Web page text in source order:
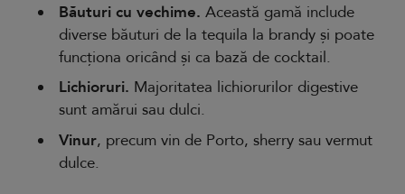
Băuturi cu vechime. Această gamă include
diverse băuturi de la tequila la brandy și poate
funcționa oricând și ca bază de cocktail.
Lichioruri. Majoritatea lichiorurilor digestive
sunt amărui sau dulci.
Vinur, precum vin de Porto, sherry sau vermut
dulce.